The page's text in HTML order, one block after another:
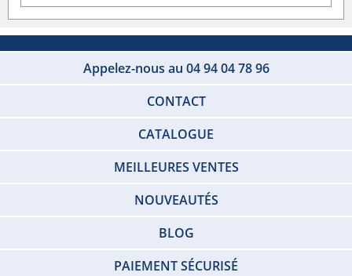
Appelez-nous au 04 94 04 78 96
CONTACT
CATALOGUE
MEILLEURES VENTES
NOUVEAUTÉS
BLOG
PAIEMENT SÉCURISÉ